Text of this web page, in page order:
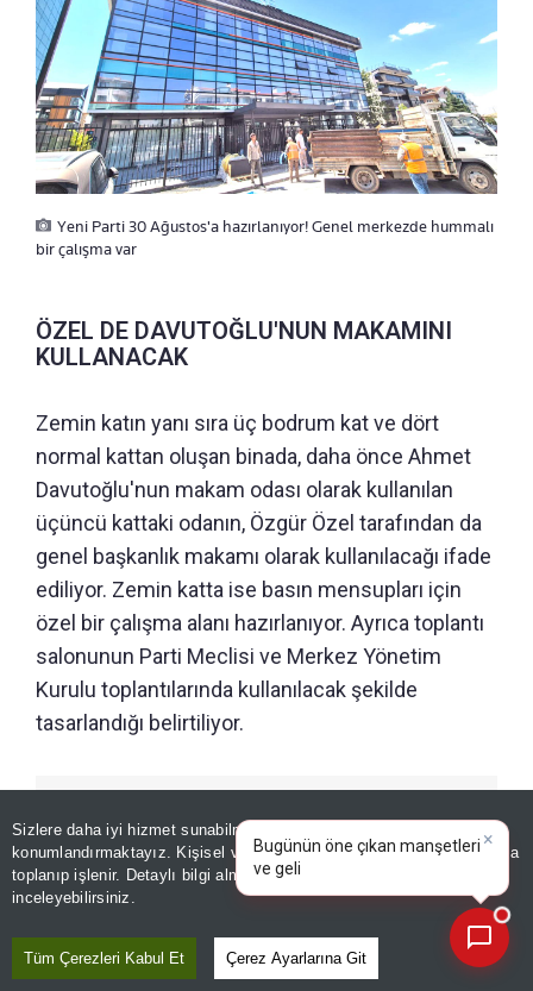
Sizlere daha iyi hizmet sunabilmek adına sitemizde
konumlandırmaktayız. Kişisel verileriniz, KVKK ve GDPR kapsamında
toplanıp işlenir. Detaylı bilgi almak içinAydınlatma Metnimizi
inceleyebilirsiniz.
Tüm Çerezleri Kabul Et Çerez Ayarlarına Git
Yeni Parti 30 Ağustos'a hazırlanıyor! Genel merkezde hummalı
bir çalışma var
ÖZEL DE DAVUTOĞLU'NUN MAKAMINI
KULLANACAK
Zemin katın yanı sıra üç bodrum kat ve dört
normal kattan oluşan binada, daha önce Ahmet
Davutoğlu'nun makam odası olarak kullanılan
üçüncü kattaki odanın, Özgür Özel tarafından da
genel başkanlık makamı olarak kullanılacağı ifade
ediliyor. Zemin katta ise basın mensupları için
özel bir çalışma alanı hazırlanıyor. Ayrıca toplantı
salonunun Parti Meclisi ve Merkez Yönetim
Kurulu toplantılarında kullanılacak şekilde
tasarlandığı belirtiliyor.
×
Bugünün öne çıkan manşetleri
ve gelişmeleri neler?